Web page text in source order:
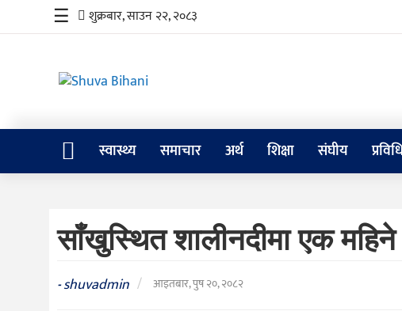
स्वास्थ्य
समाचार
☰ शुक्रबार, साउन २२, २०८३
स्वास्थ्य समाचार अर्थ शिक्षा संघीय
साँखुस्थित शालीनदीमा एक
-shuvadmin / आइतबार, पुष २०, २०८२